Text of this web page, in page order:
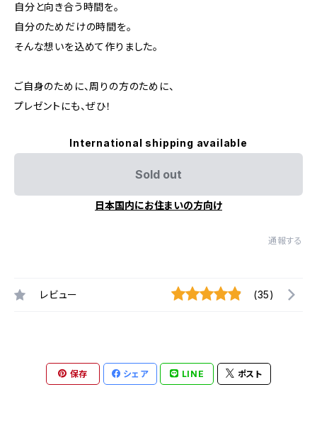
自分と向き合う時間を。
自分のためだけの時間を。
そんな想いを込めて作りました。
ご自身のために、周りの方のために、
プレゼントにも、ぜひ！
International shipping available
Sold out
日本国内にお住まいの方向け
通報する
レビュー (35)
保存 シェア LINE ポスト